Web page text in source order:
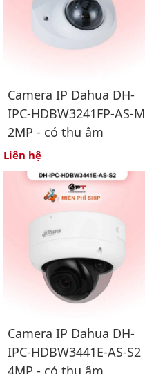
Camera IP Dahua DH-
IPC-HDBW3241FP-AS-M
2MP - có thu âm
Liên hệ
Camera IP Dahua DH-
IPC-HDBW3441E-AS-S2
4MP - có thu âm